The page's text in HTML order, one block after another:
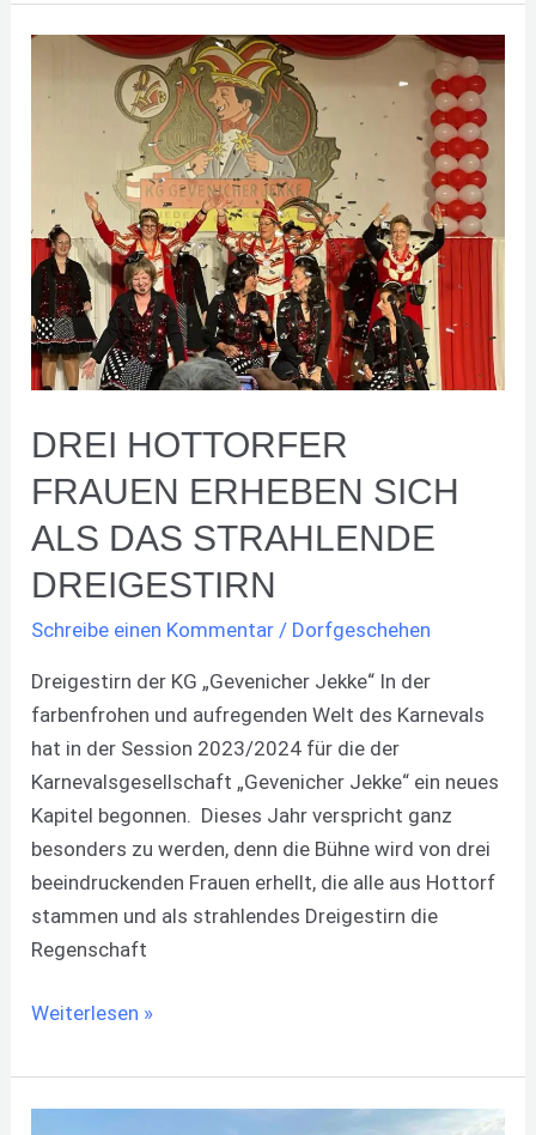
DREI HOTTORFER
FRAUEN ERHEBEN SICH
ALS DAS STRAHLENDE
DREIGESTIRN
Schreibe einen Kommentar / Dorfgeschehen
Dreigestirn der KG „Gevenicher Jekke“ In der
farbenfrohen und aufregenden Welt des Karnevals
hat in der Session 2023/2024 für die der
Karnevalsgesellschaft „Gevenicher Jekke“ ein neues
Kapitel begonnen. Dieses Jahr verspricht ganz
besonders zu werden, denn die Bühne wird von drei
beeindruckenden Frauen erhellt, die alle aus Hottorf
stammen und als strahlendes Dreigestirn die
Regenschaft
Hottorfer
als
das
strahlende
Dreigestirn
Weiterlesen »